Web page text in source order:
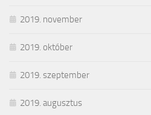
2019. november
2019. október
2019. szeptember
2019. augusztus